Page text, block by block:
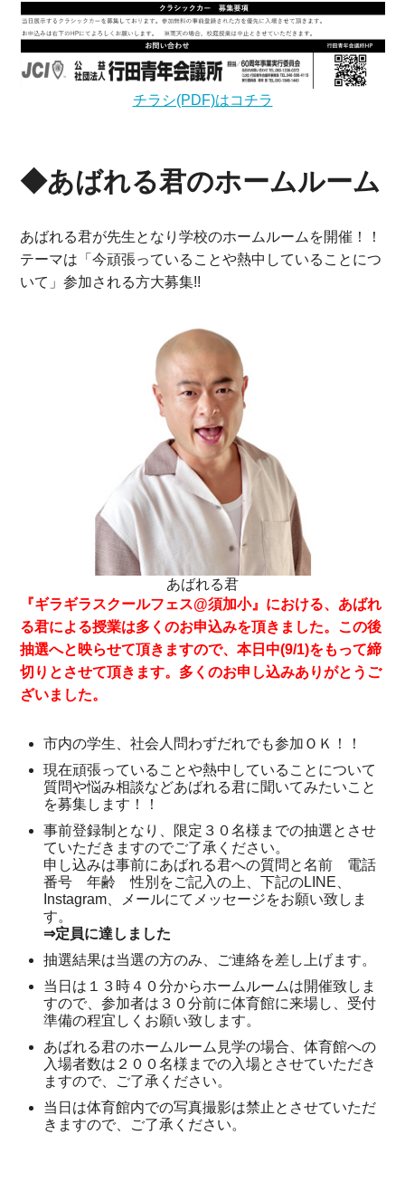
チラシ(PDF)はコチラ
◆あばれる君のホームルーム
あばれる君が先生となり学校のホームルームを開催！！
テーマは「今頑張っていることや熱中していることにつ
いて」参加される方大募集!!
あばれる君
『ギラギラスクールフェス@須加小』における、あばれ
る君による授業は多くのお申込みを頂きました。この後
抽選へと映らせて頂きますので、本日中(9/1)をもって締
切りとさせて頂きます。多くのお申し込みありがとうご
ざいました。
市内の学生、社会人問わずだれでも参加ＯＫ！！
現在頑張っていることや熱中していることについて
質問や悩み相談などあばれる君に聞いてみたいこと
を募集します！！
事前登録制となり、限定３０名様までの抽選とさせ
ていただきますのでご了承ください。
申し込みは事前にあばれる君への質問と名前 電話
番号 年齢 性別をご記入の上、下記のLINE、
Instagram、メールにてメッセージをお願い致しま
す。
⇒定員に達しました
抽選結果は当選の方のみ、ご連絡を差し上げます。
当日は１３時４０分からホームルームは開催致しま
すので、参加者は３０分前に体育館に来場し、受付
準備の程宜しくお願い致します。
あばれる君のホームルーム見学の場合、体育館への
入場者数は２００名様までの入場とさせていただき
ますので、ご了承ください。
当日は体育館内での写真撮影は禁止とさせていただ
きますので、ご了承ください。